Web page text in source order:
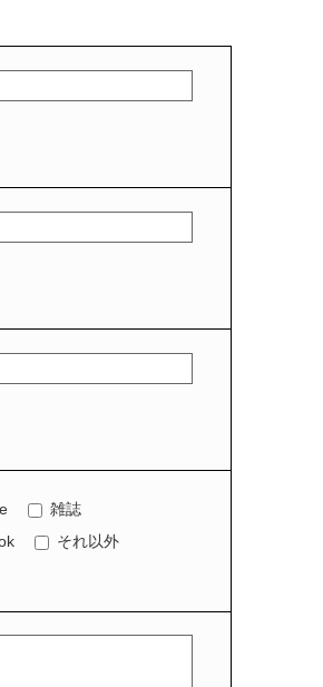
雑誌
それ以外